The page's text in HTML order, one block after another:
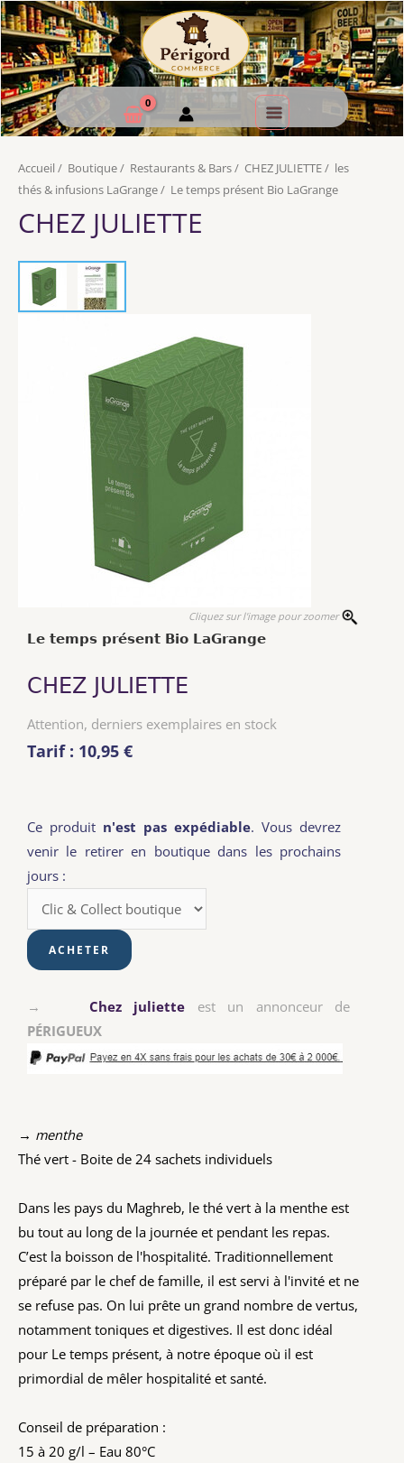
Accueil / Boutique/ Restaurants & Bars/ CHEZ JULIETTE/ les
thés & infusions LaGrange/ Le temps présent Bio LaGrange
CHEZ JULIETTE
Cliquez sur l'image pour zoomer
Le temps présent Bio LaGrange
CHEZ JULIETTE
Attention, derniers exemplaires en stock
Tarif : 10,95 €
Ce produit n'est pas expédiable. Vous devrez
venir le retirer en boutique dans les prochains
jours :
→ Chez juliette est un annonceur de
PÉRIGUEUX
→ menthe
Thé vert - Boite de 24 sachets individuels
Dans les pays du Maghreb, le thé vert à la menthe est
bu tout au long de la journée et pendant les repas.
C’est la boisson de l'hospitalité. Traditionnellement
préparé par le chef de famille, il est servi à l'invité et ne
se refuse pas. On lui prête un grand nombre de vertus,
notamment toniques et digestives. Il est donc idéal
pour Le temps présent, à notre époque où il est
primordial de mêler hospitalité et santé.
Conseil de préparation :
15 à 20 g/l – Eau 80°C